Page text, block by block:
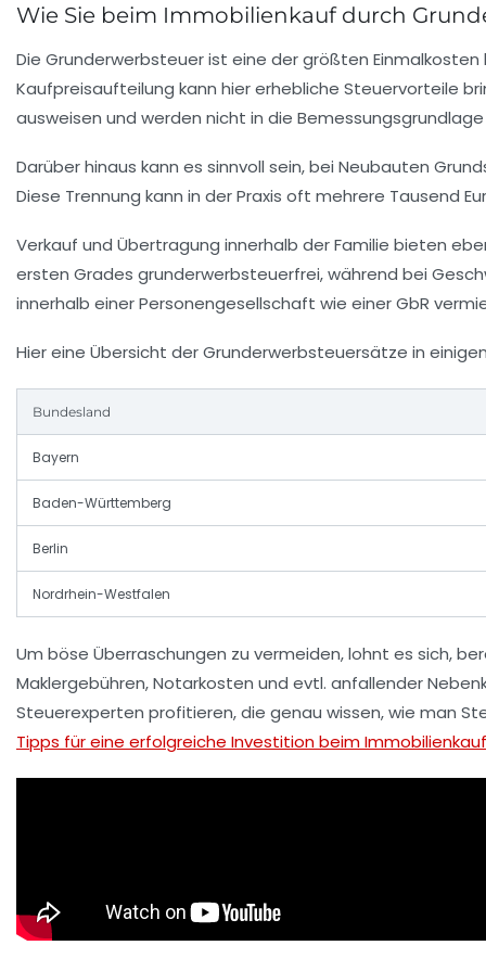
Wie Sie beim Immobilienkauf durch
Die Grunderwerbsteuer ist eine der größten Einmalkosten
Kaufpreisaufteilung kann hier erhebliche Steuervorteile
ausweisen und werden nicht in die
Darüber hinaus kann es sinnvoll sein, bei Neubauten
Diese Trennung kann in der Praxis oft mehrere Tausend
Verkauf und Übertragung innerhalb der Familie bieten
ersten Grades grunderwerbsteuerfrei, während bei
innerhalb einer Personengesellschaft wie einer GbR
Hier eine Übersicht der Grunderwerbsteuersätze in
Bundesland
Bayern
Baden-Württemberg
Berlin
Nordrhein-Westfalen
Um böse Überraschungen zu vermeiden, lohnt es sich,
Maklergebühren, Notarkosten und evtl. anfallender
Steuerexperten profitieren, die genau wissen, wie man
Tipps für eine erfolgreiche Investition beim Immobilienkauf